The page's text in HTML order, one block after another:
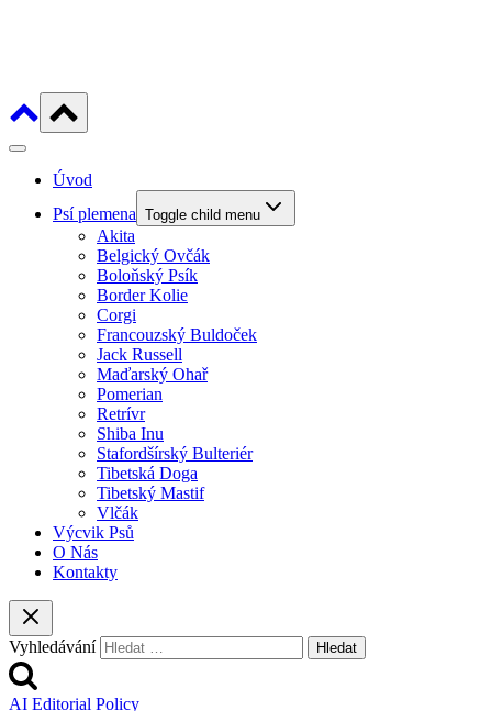
Úvod
Psí plemena Toggle child menu
Akita
Belgický Ovčák
Boloňský Psík
Border Kolie
Corgi
Francouzský Buldoček
Jack Russell
Maďarský Ohař
Pomerian
Retrívr
Shiba Inu
Stafordšírský Bulteriér
Tibetská Doga
Tibetský Mastif
Vlčák
Výcvik Psů
O Nás
Kontakty
Vyhledávání
AI Editorial Policy